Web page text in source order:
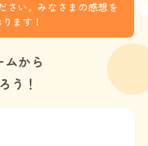
さい。みなさまの感想を
ます！
ムから
う！